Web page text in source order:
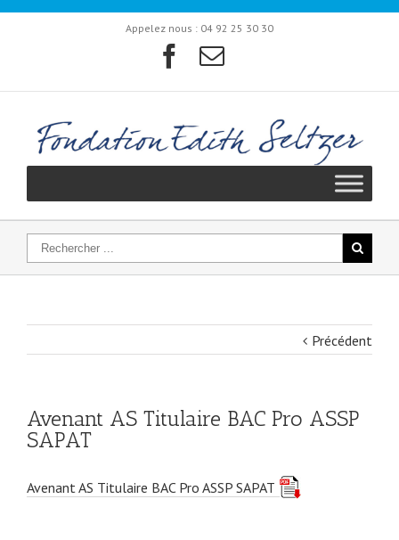
Appelez nous : 04 92 25 30 30
Précédent
Avenant AS Titulaire BAC Pro ASSP
SAPAT
Avenant AS Titulaire BAC Pro ASSP SAPAT